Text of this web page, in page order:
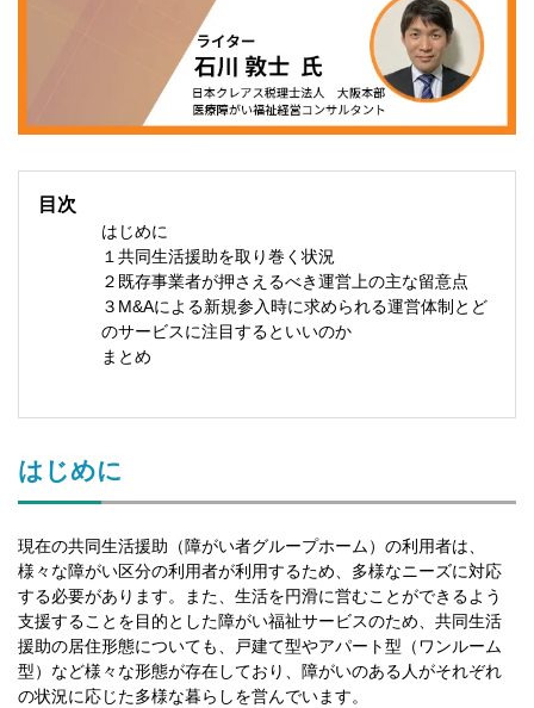
目次
はじめに
１共同生活援助を取り巻く状況
２既存事業者が押さえるべき運営上の主な留意点
３M&Aによる新規参入時に求められる運営体制とど
のサービスに注目するといいのか
まとめ
はじめに
現在の共同生活援助（障がい者グループホーム）の利用者は、
様々な障がい区分の利用者が利用するため、多様なニーズに対応
する必要があります。また、生活を円滑に営むことができるよう
支援することを目的とした障がい福祉サービスのため、共同生活
援助の居住形態についても、戸建て型やアパート型（ワンルーム
型）など様々な形態が存在しており、障がいのある人がそれぞれ
の状況に応じた多様な暮らしを営んでいます。